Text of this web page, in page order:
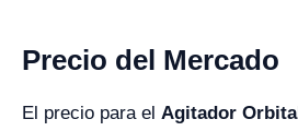
Precio del Mercado
El precio para el Agitador